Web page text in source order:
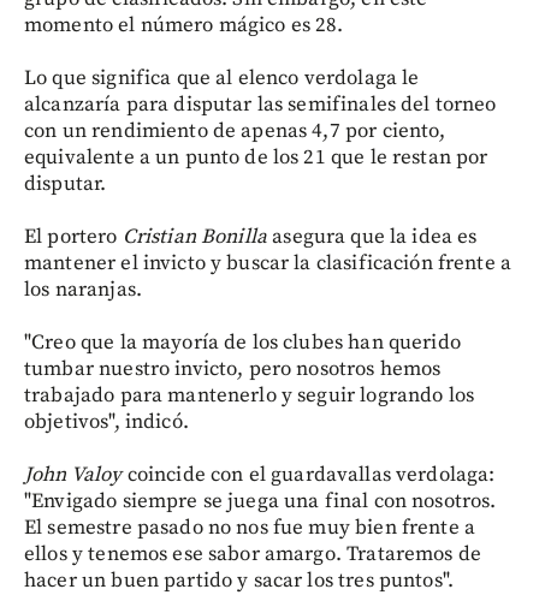
momento el número mágico es 28.
Lo que significa que al elenco verdolaga le
alcanzaría para disputar las semifinales del torneo
con un rendimiento de apenas 4,7 por ciento,
equivalente a un punto de los 21 que le restan por
disputar.
El portero Cristian Bonillaasegura que la idea es
mantener el invicto y buscar la clasificación frente a
los naranjas.
"Creo que la mayoría de los clubes han querido
tumbar nuestro invicto, pero nosotros hemos
trabajado para mantenerlo y seguir logrando los
objetivos", indicó.
John Valoycoincide con el guardavallas verdolaga:
"Envigado siempre se juega una final con nosotros.
El semestre pasado no nos fue muy bien frente a
ellos y tenemos ese sabor amargo. Trataremos de
hacer un buen partido y sacar los tres puntos".